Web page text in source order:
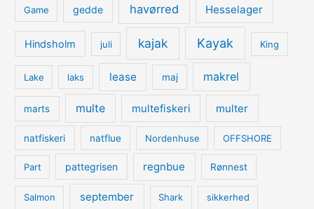
Game gedde havørred Hesselager
Hindsholm juli kajak Kayak King
Lake laks lease maj makrel
marts multe multefiskeri multer
natfiskeri natflue Nordenhuse OFFSHORE
Part pattegrisen regnbue Rønnest
Salmon september Shark sikkerhed